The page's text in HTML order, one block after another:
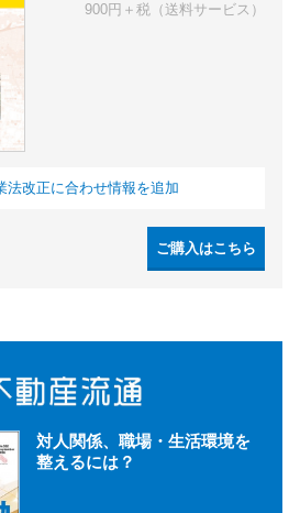
900円＋税（送料サービス）
法改正に合わせ情報を追加
ご購入はこちら
対人関係、職場・生活環境を
整えるには？